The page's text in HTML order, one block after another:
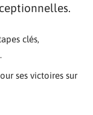
clés,
ses victoires sur